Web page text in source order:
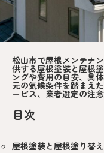
松山市で屋根メンテナ
供する屋根塗装と屋根
ングや費用の目安、具
元の気候条件を踏まえ
ービス、業者選定の注
目次
屋根塗装と屋根塗り替